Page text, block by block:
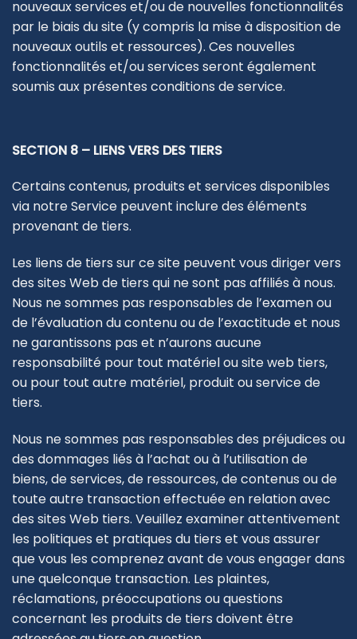
nouveaux services et/ou de nouvelles fonctionnalités
par le biais du site (y compris la mise à disposition de
nouveaux outils et ressources). Ces nouvelles
fonctionnalités et/ou services seront également
soumis aux présentes conditions de service.
SECTION 8 – LIENS VERS DES TIERS
Certains contenus, produits et services disponibles
via notre Service peuvent inclure des éléments
provenant de tiers.
Les liens de tiers sur ce site peuvent vous diriger vers
des sites Web de tiers qui ne sont pas affiliés à nous.
Nous ne sommes pas responsables de l’examen ou
de l’évaluation du contenu ou de l’exactitude et nous
ne garantissons pas et n’aurons aucune
responsabilité pour tout matériel ou site web tiers,
ou pour tout autre matériel, produit ou service de
tiers.
Nous ne sommes pas responsables des préjudices ou
des dommages liés à l’achat ou à l’utilisation de
biens, de services, de ressources, de contenus ou de
toute autre transaction effectuée en relation avec
des sites Web tiers. Veuillez examiner attentivement
les politiques et pratiques du tiers et vous assurer
que vous les comprenez avant de vous engager dans
une quelconque transaction. Les plaintes,
réclamations, préoccupations ou questions
concernant les produits de tiers doivent être